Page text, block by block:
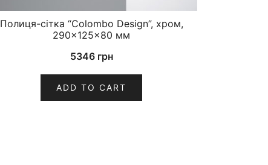
Полиця-сітка “Colombo Design”, хром,
290×125×80 мм
5346 грн
ADD TO CART